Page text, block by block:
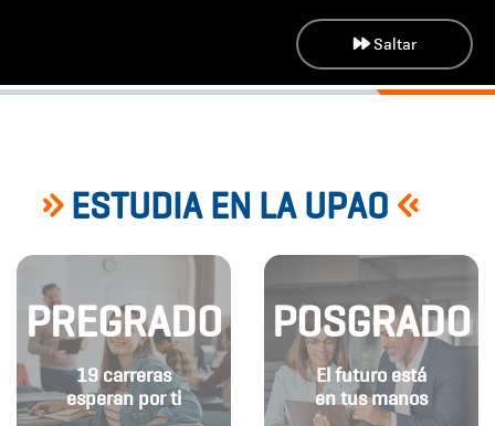
Saltar
ESTUDIA EN LA UPAO
PREGRADO
19 carreras
esperan por ti
POSGRADO
El futuro está
en tus manos